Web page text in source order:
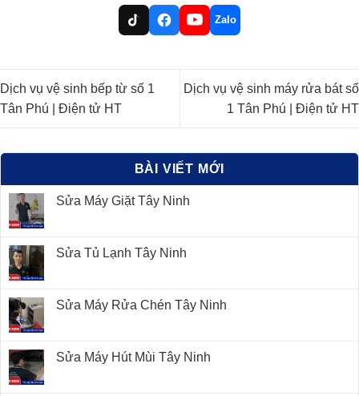
Zalo
Dịch vụ vệ sinh bếp từ số 1
Tân Phú | Điện tử HT
Dịch vụ vệ sinh máy rửa bát số
1 Tân Phú | Điện tử HT
BÀI VIẾT MỚI
Sửa Máy Giặt Tây Ninh
Sửa Tủ Lạnh Tây Ninh
Sửa Máy Rửa Chén Tây Ninh
Sửa Máy Hút Mùi Tây Ninh